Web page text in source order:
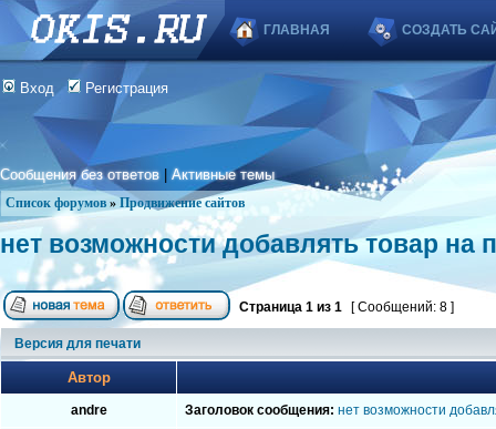
ГЛАВНАЯ СОЗДАТЬ
Вход Регистрация
Сообщения без ответов |Активные темы
Список форумов » Продвижение сайтов
нет возможности добавлять товар на
Страница 1 из 1 [ Сообщений: 8 ]
Версия для печати
Автор
andre Заголовок сообщения: нет возможности